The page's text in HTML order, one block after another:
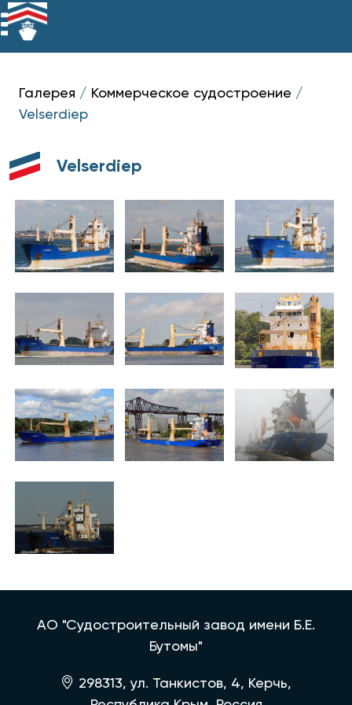
Галерея / Коммерческое судостроение /
Velserdiep
Velserdiep
АО "Судостроительный завод имени Б.Е.
Бутомы"
298313, ул. Танкистов, 4, Керчь,